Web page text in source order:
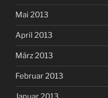
Mai 2013
April 2013
März 2013
Februar 2013